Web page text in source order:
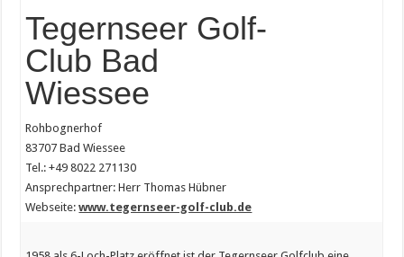
Tegernseer Golf-
Club Bad
Wiessee
Rohbognerhof
83707 Bad Wiessee
Tel.: +49 8022 271130
Ansprechpartner: Herr Thomas Hübner
Webseite:www.tegernseer-golf-club.de